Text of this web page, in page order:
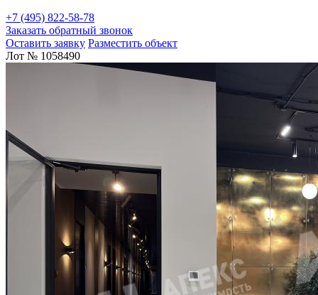
+7 (495) 822-58-78
Заказать обратный звонок
Оставить заявку Разместить объект
Лот № 1058490